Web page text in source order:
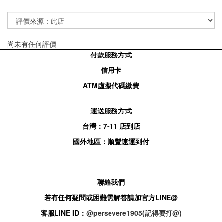
尚未有任何評價
付款服務方式
信用卡
ATM虛擬代碼繳費
運送服務方式
台灣： 7-11 店到店
國外地區：順豐速運到付
聯絡我們
若有任何疑問或困難需解答請加官方LINE@
客服LINE ID： @persevere1905(記得要打@)